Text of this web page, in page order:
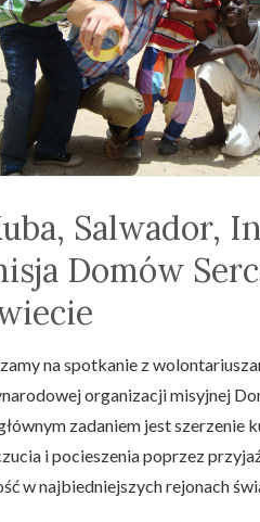
Salwador,
Domów
na spotkanie z
organizacji misyjnej
zadaniem jest szerzenie
i pocieszenia poprzez
w najbiedniejszych rejonach